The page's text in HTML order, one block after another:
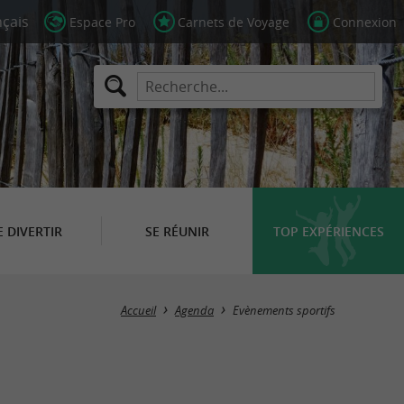
Espace Pro Carnets de Voyage Connexion
DIVERTIR SE RÉUNIR TOP EXPÉRIENCES
Masquer la carte
Accueil Agenda Evènements sportifs